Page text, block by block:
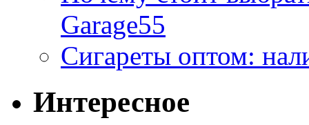
Garage55
Сигареты оптом:
Интересное